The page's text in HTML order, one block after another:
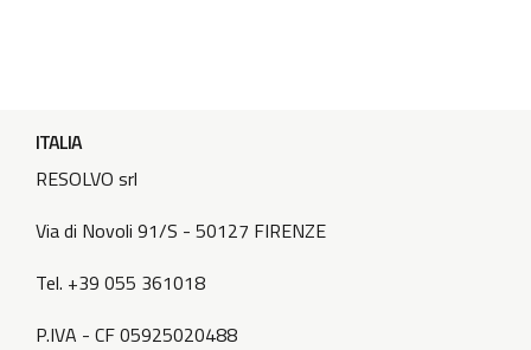
ITALIA
RESOLVO srl
Via di Novoli 91/S - 50127 FIRENZE
Tel. +39 055 361018
P.IVA - CF 05925020488